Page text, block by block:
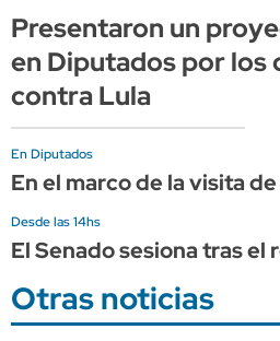
Presentaron un
en Diputados por los
contra Lula
En Diputados
En el marco de la visita
Desde las 14hs
El Senado sesiona tras
Otras noticias